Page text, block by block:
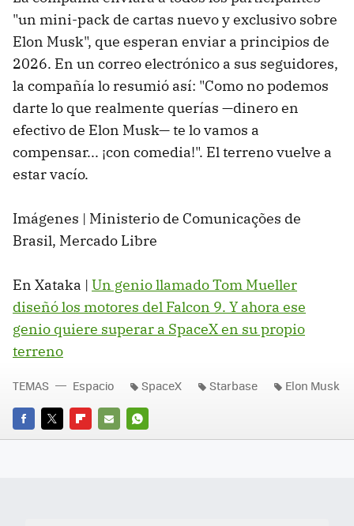
"un mini-pack de cartas nuevo y exclusivo sobre
Elon Musk", que esperan enviar a principios de
2026. En un correo electrónico a sus seguidores,
la compañía lo resumió así: "Como no podemos
darte lo que realmente querías —dinero en
efectivo de Elon Musk— te lo vamos a
compensar... ¡con comedia!". El terreno vuelve a
estar vacío.
Imágenes | Ministerio de Comunicações de
Brasil, Mercado Libre
En Xataka | Un genio llamado Tom Mueller
diseñó los motores del Falcon 9. Y ahora ese
genio quiere superar a SpaceX en su propio
terreno
FACEBOOK
TWITTERFLIPBOARD
E-
WHATSAPP
TEMAS Espacio SpaceX Starbase Elon Musk